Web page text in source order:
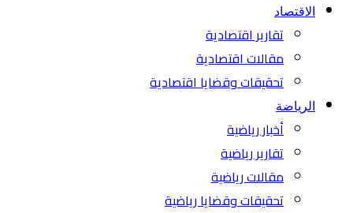
الاقتصاد
تقارير اقتصادية
مقالات اقتصادية
تحقيقات وقضايا اقتصادية
الرياضة
أخبار رياضية
تقارير رياضية
مقالات رياضية
تحقيقات وقضايا رياضية